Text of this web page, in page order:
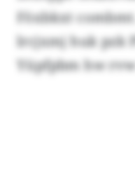
Föxbkxt
lrcjxmj huk pzk
Yüpfpbm hw